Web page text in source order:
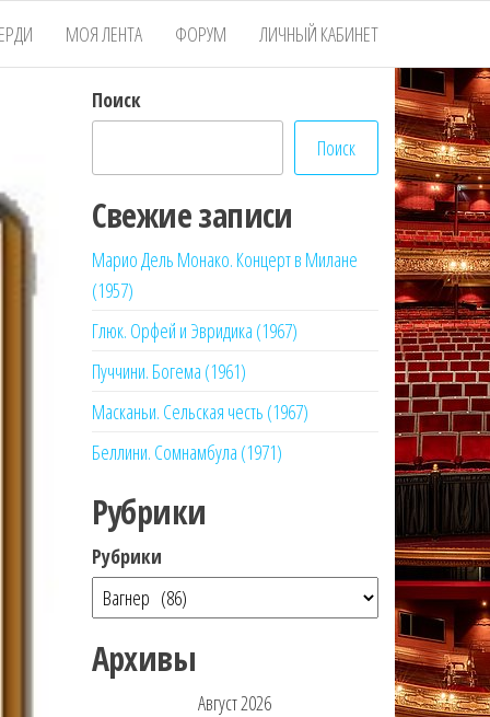
МОЯ ЛЕНТА ФОРУМ ЛИЧНЫЙ КАБИНЕТ
Поиск
Поиск
Свежие записи
Марио Дель Монако. Концерт в Милане
(1957)
Глюк. Орфей и Эвридика (1967)
Пуччини. Богема (1961)
Масканьи. Сельская честь (1967)
Беллини. Сомнамбула (1971)
Рубрики
Рубрики
Архивы
Август 2026